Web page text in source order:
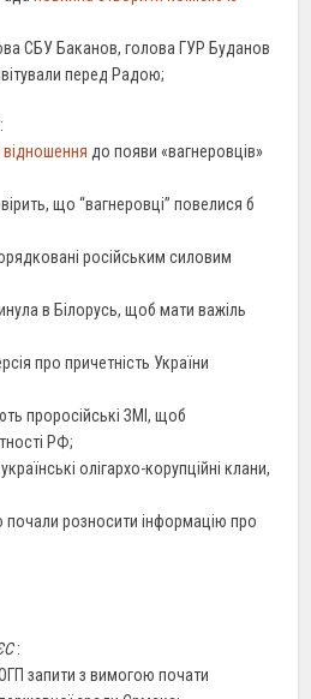
СБУ Баканов, голова ГУР Буданов
перед Радою;
:
до появи «вагнеровців»
що “вагнеровці” повелися б
російським силовим
в Білорусь, щоб мати важіль
про причетність України
проросійські ЗМІ, щоб
РФ;
олігархо-корупційні клани,
почали розносити інформацію про
:
запити з вимогою почати